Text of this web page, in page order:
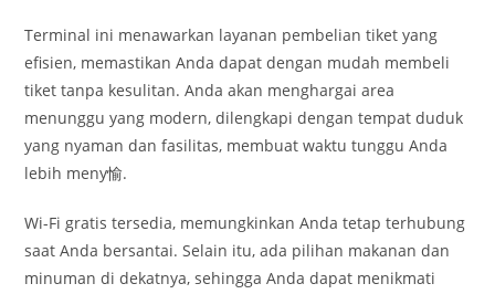
Terminal ini menawarkan layanan pembelian tiket yang
efisien, memastikan Anda dapat dengan mudah membeli
tiket tanpa kesulitan. Anda akan menghargai area
menunggu yang modern, dilengkapi dengan tempat duduk
yang nyaman dan fasilitas, membuat waktu tunggu Anda
lebih meny愉.
Wi-Fi gratis tersedia, memungkinkan Anda tetap terhubung
saat Anda bersantai. Selain itu, ada pilihan makanan dan
minuman di dekatnya, sehingga Anda dapat menikmati